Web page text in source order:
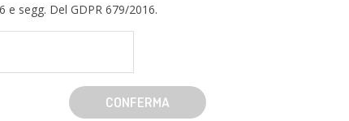
segg. Del GDPR 679/2016.
CONFERMA